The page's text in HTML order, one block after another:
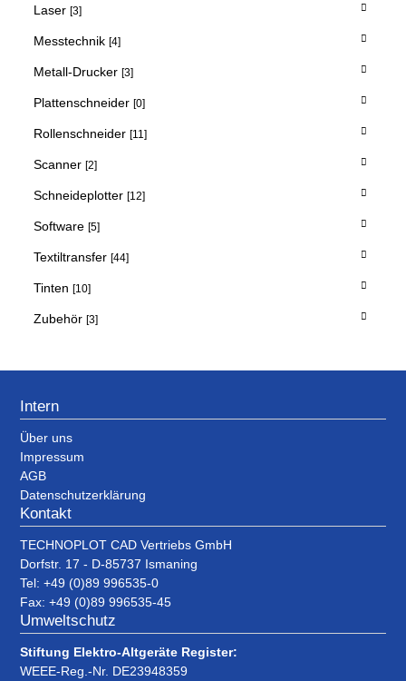
Laser [3]
Messtechnik [4]
Metall-Drucker [3]
Plattenschneider [0]
Rollenschneider [11]
Scanner [2]
Schneideplotter [12]
Software [5]
Textiltransfer [44]
Tinten [10]
Zubehör [3]
Intern
Über uns
Impressum
AGB
Datenschutzerklärung
Kontakt
TECHNOPLOT CAD Vertriebs GmbH
Dorfstr. 17 - D-85737 Ismaning
Tel: +49 (0)89 996535-0
Fax: +49 (0)89 996535-45
Umweltschutz
Stiftung Elektro-Altgeräte Register:
WEEE-Reg.-Nr. DE23948359